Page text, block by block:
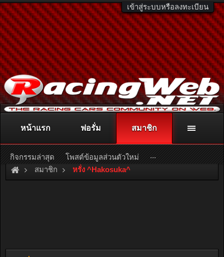
เข้าสู่ระบบหรือลงทะเบียน
ติดต่อลงโฆษณา racingweb@gmail.comหรือโทร. 081-811-1138
หรืออ่านรายละเอียดเพิ่มเติม คลิกที่นี่
สมาชิก หรั่ง ^Hakosuka^
หน้าแรก ฟอรั่ม สมาชิก
กิจกรรมล่าสุด โพสต์ข้อมูลส่วนตัวใหม่ ...